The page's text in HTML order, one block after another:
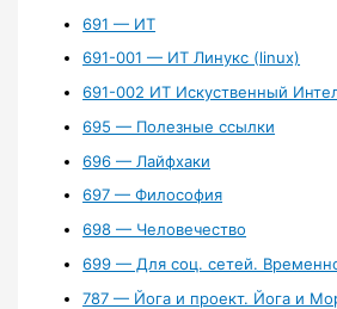
691 — ИТ
691-001 — ИТ Линукс (linux)
691-002 ИТ Искуственный
695 — Полезные ссылки
696 — Лайфхаки
697 — Философия
698 — Человечество
699 — Для соц. сетей.
787 — Йога и проект. Йога и